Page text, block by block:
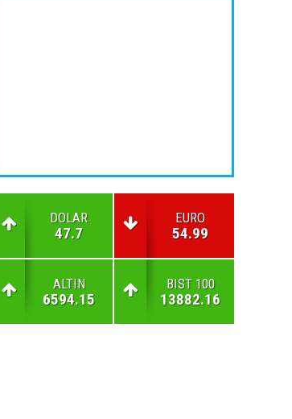
DOLAR
47.7
EURO
54.99
ALTIN
6594.15
BIST 100
13882.16